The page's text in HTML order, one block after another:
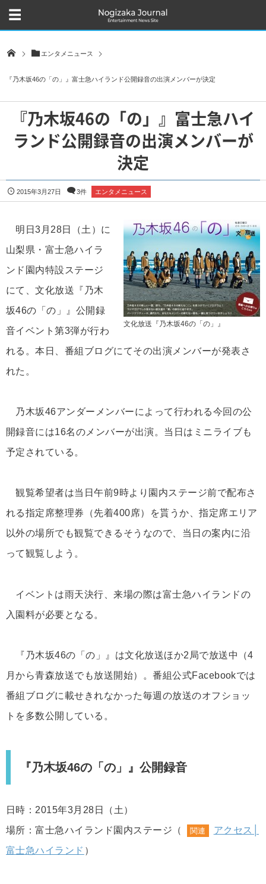
エンタメニュース
『乃木坂46の「の」』富士急ハイランド公開録音の出演メンバーが決定
『乃木坂46の「の」』富士急ハイ
ランド公開録音の出演メンバーが
決定
2015年3月27日 3件 エンタメニュース
文化放送『乃木坂46の「の」』
明日3月28日（土）に
山梨県・富士急ハイラ
ンド園内特設ステージ
にて、文化放送『乃木
坂46の「の」』公開録
音イベント第3弾が行わ
れる。本日、番組ブログにてその出演メンバーが発表さ
れた。
乃木坂46アンダーメンバーによって行われる今回の公
開録音には16名のメンバーが出演。当日はミニライブも
予定されている。
観覧希望者は当日午前9時より園内ステージ前で配布さ
れる指定席整理券（先着400席）を貰うか、指定席エリア
以外の場所でも観覧できるそうなので、当日の案内に沿
って観覧しよう。
イベントは雨天決行、来場の際は富士急ハイランドの
入園料が必要となる。
『乃木坂46の「の」』は文化放送ほか2局で放送中（4
月から青森放送でも放送開始）。番組公式Facebookでは
番組ブログに載せきれなかった毎週の放送のオフショッ
トを多数公開している。
『乃木坂46の「の」』公開録音
日時：2015年3月28日（土）
場所：富士急ハイランド園内ステージ（
関連
アクセス│
富士急ハイランド ）